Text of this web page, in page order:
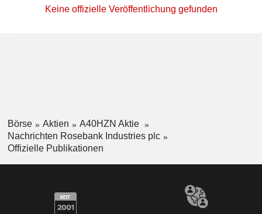
Keine offizielle Veröffentlichung gefunden
Börse Aktien
A40HZN Aktie
Nachrichten Rosebank Industries plc
Offizielle Publikationen